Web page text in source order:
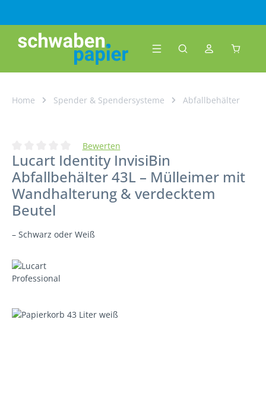
Home Spender & Spendersysteme Abfallbehälter
Durchschnittliche Bewertung von 0 von 5 Sternen
Bewerten
Lucart Identity InvisiBin
Abfallbehälter 43L – Mülleimer mit
Wandhalterung & verdecktem
Beutel
– Schwarz oder Weiß
Bildergalerie überspringen